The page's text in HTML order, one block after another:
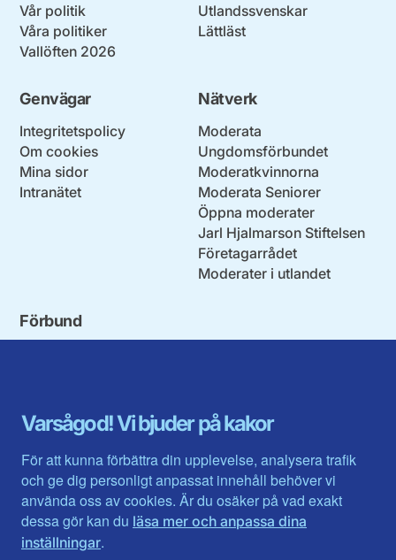
Varsågod! Vi bjuder på kakor
För att kunna förbättra din upplevelse, analysera trafik
och ge dig personligt anpassat innehåll behöver vi
använda oss av cookies. Är du osäker på vad exakt
dessa gör kan du läsa mer och anpassa dina
inställningar.
Vår politik
Våra politiker
Vallöften 2026
Utlandssvenskar
Lättläst
Genvägar
Integritetspolicy
Om cookies
Mina sidor
Intranätet
Nätverk
Moderata
Ungdomsförbundet
Moderatkvinnorna
Moderata Seniorer
Öppna moderater
Jarl Hjalmarson Stiftelsen
Företagarrådet
Moderater i utlandet
Förbund
Gävleborg
Halland
Jämtlands län
Jönköpings län
Kalmar län
Kronobergs län
Norrbotten
Skåne län
Värmlands län
Västerbotten
Västra Götaland
Västernorrland
Västmanland
Örebro län
Östergötland